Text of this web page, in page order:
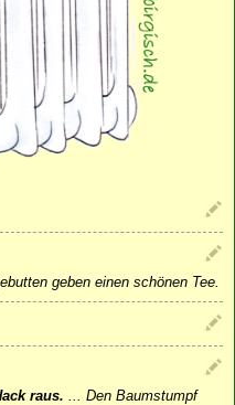
geben einen schönen Tee.
raus. ... Den Baumstumpf